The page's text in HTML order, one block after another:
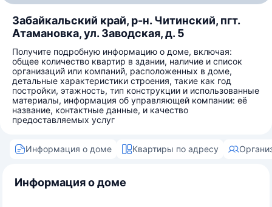
Забайкальский край, р-н. Читинский, пгт.
Атамановка, ул. Заводская, д. 5
Получите подробную информацию о доме, включая:
общее количество квартир в здании, наличие и список
организаций или компаний, расположенных в доме,
детальные характеристики строения, такие как год
постройки, этажность, тип конструкции и использованные
материалы, информация об управляющей компании: её
название, контактные данные, и качество
предоставляемых услуг
Информация о доме Квартиры по адресу
Информация о доме